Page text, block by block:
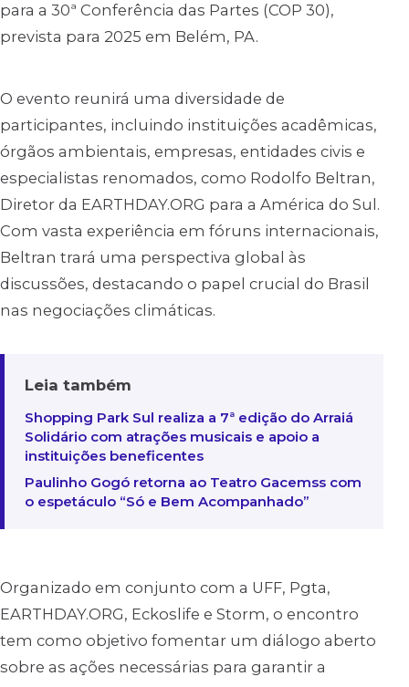
para a 30ª Conferência das Partes (COP 30),
prevista para 2025 em Belém, PA.
O evento reunirá uma diversidade de
participantes, incluindo instituições acadêmicas,
órgãos ambientais, empresas, entidades civis e
especialistas renomados, como Rodolfo Beltran,
Diretor da EARTHDAY.ORG para a América do Sul.
Com vasta experiência em fóruns internacionais,
Beltran trará uma perspectiva global às
discussões, destacando o papel crucial do Brasil
nas negociações climáticas.
Leia também
Shopping Park Sul realiza a 7ª edição do Arraiá
Solidário com atrações musicais e apoio a
instituições beneficentes
Paulinho Gogó retorna ao Teatro Gacemss com
o espetáculo “Só e Bem Acompanhado”
Organizado em conjunto com a UFF, Pgta,
EARTHDAY.ORG, Eckoslife e Storm, o encontro
tem como objetivo fomentar um diálogo aberto
sobre as ações necessárias para garantir a